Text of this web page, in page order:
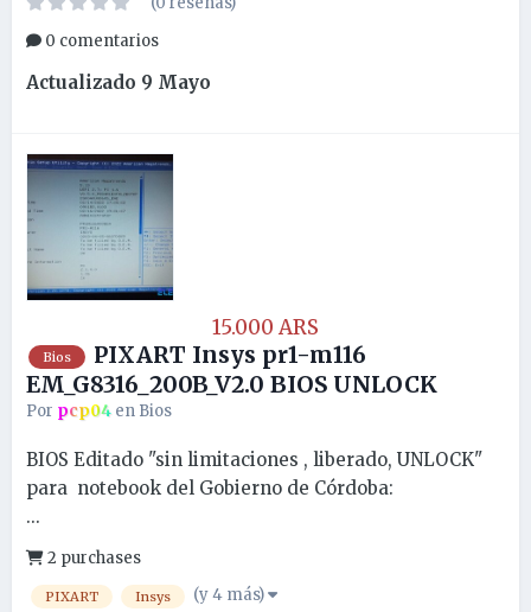
0 comentarios
Actualizado 9 Mayo
15.000 ARS
Bios
PIXART Insys pr1-m116
EM_G8316_200B_V2.0 BIOS UNLOCK
Por pcp04 en Bios
BIOS Editado "sin limitaciones , liberado, UNLOCK"
para notebook del Gobierno de Córdoba:
...
2 purchases
PIXART Insys (y 4 más)